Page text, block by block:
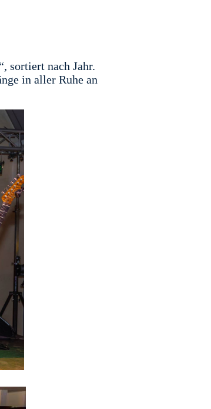
sortiert nach Jahr.
in aller Ruhe an